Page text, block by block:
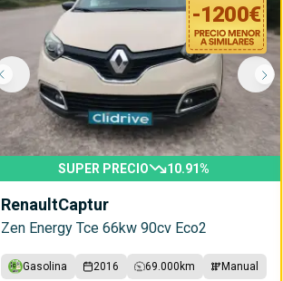
-1200€
SUPER PRECIO 10.91%
RenaultCaptur
Zen Energy Tce 66kw 90cv Eco2
Gasolina 2016 69.000 km Manual